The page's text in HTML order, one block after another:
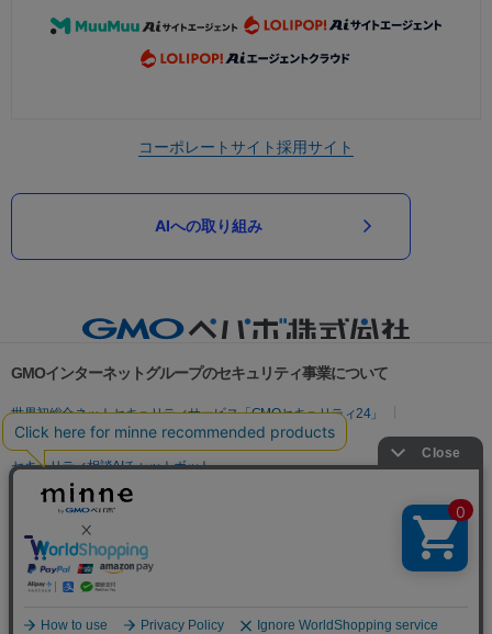
コーポレートサイト採用サイト
AIへの取り組み
GMOインターネットグループのセキュリティ事業について
世界初総合ネットセキュリティサービス「GMOセキュリティ24」
パスワード漏洩診断
Webサイトリスク診断
セキュリティ相談AIチャットボット
実在証明・盗聴対策
サイバー攻撃対策（GMO Flatt Security）
セキュリティ事業の軌跡